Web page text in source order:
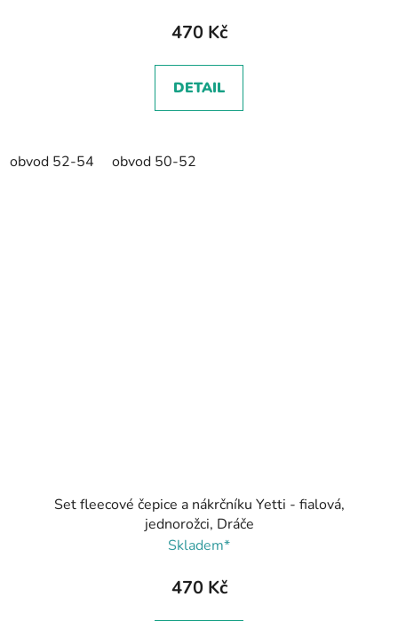
470 Kč
DETAIL
obvod 52-54 obvod 50-52
Set fleecové čepice a nákrčníku Yetti - fialová,
jednorožci, Dráče
Skladem*
470 Kč